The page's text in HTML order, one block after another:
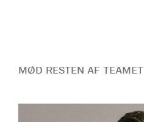
MØD RESTEN AF TEAMET